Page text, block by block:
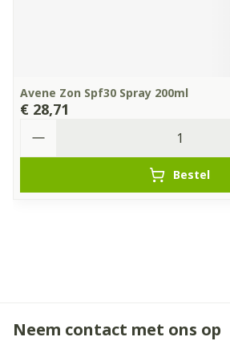
Avene Zon Spf30 Spray 200ml
€ 28,71
Bestel
Neem contact met ons op